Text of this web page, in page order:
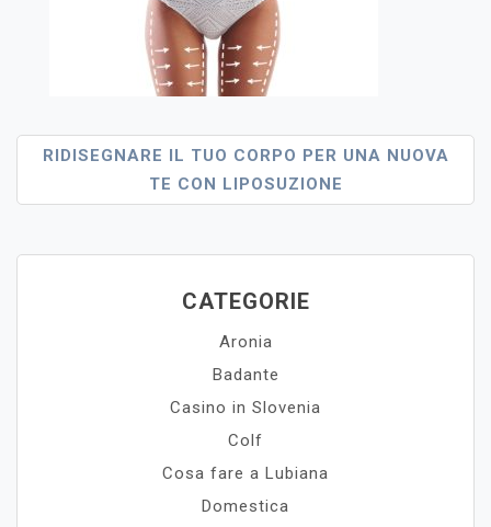
Navigazione
Articoli
RIDISEGNARE IL TUO CORPO PER UNA NUOVA
TE CON LIPOSUZIONE
CATEGORIE
Aronia
Badante
Casino in Slovenia
Colf
Cosa fare a Lubiana
Domestica